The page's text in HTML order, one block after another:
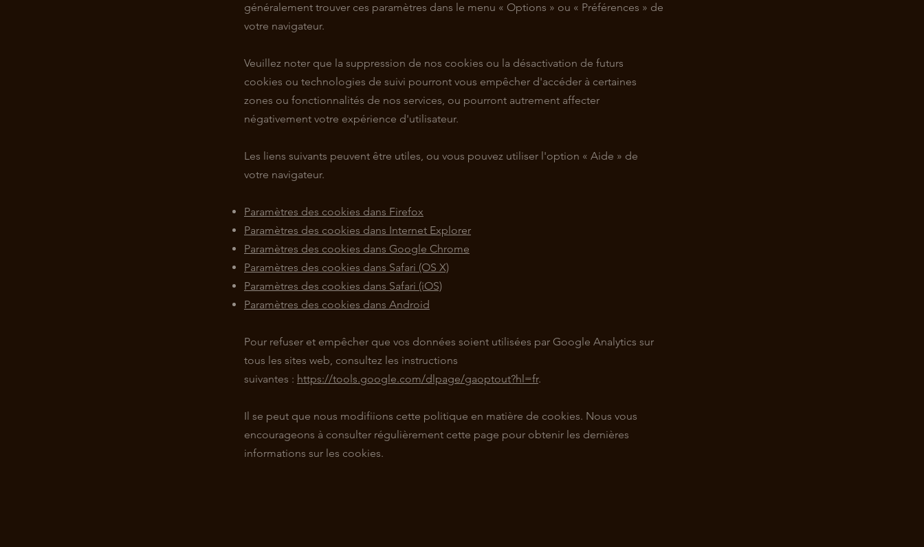
généralement trouver ces paramètres dans le menu « Options » ou « Préférences » de
votre navigateur.
Veuillez noter que la suppression de nos cookies ou la désactivation de futurs
cookies ou technologies de suivi pourront vous empêcher d'accéder à certaines
zones ou fonctionnalités de nos services, ou pourront autrement affecter
négativement votre expérience d'utilisateur.
Les liens suivants peuvent être utiles, ou vous pouvez utiliser l'option « Aide » de
votre navigateur.
Paramètres des cookies dans Firefox
Paramètres des cookies dans Internet Explorer
Paramètres des cookies dans Google Chrome
Paramètres des cookies dans Safari (OS X)
Paramètres des cookies dans Safari (iOS)
Paramètres des cookies dans Android
Pour refuser et empêcher que vos données soient utilisées par Google Analytics sur
tous les sites web, consultez les instructions
suivantes : https://tools.google.com/dlpage/gaoptout?hl=fr.
Il se peut que nous modifiions cette politique en matière de cookies. Nous vous
encourageons à consulter régulièrement cette page pour obtenir les dernières
informations sur les cookies.